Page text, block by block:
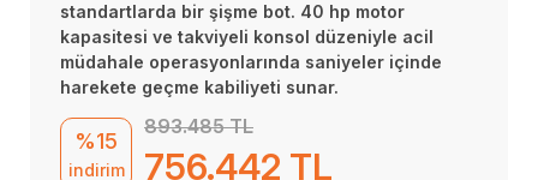
standartlarda bir şişme bot. 40 hp motor
kapasitesi ve takviyeli konsol düzeniyle acil
müdahale operasyonlarında saniyeler içinde
harekete geçme kabiliyeti sunar.
%15
indirim
893.485 TL
756.442 TL